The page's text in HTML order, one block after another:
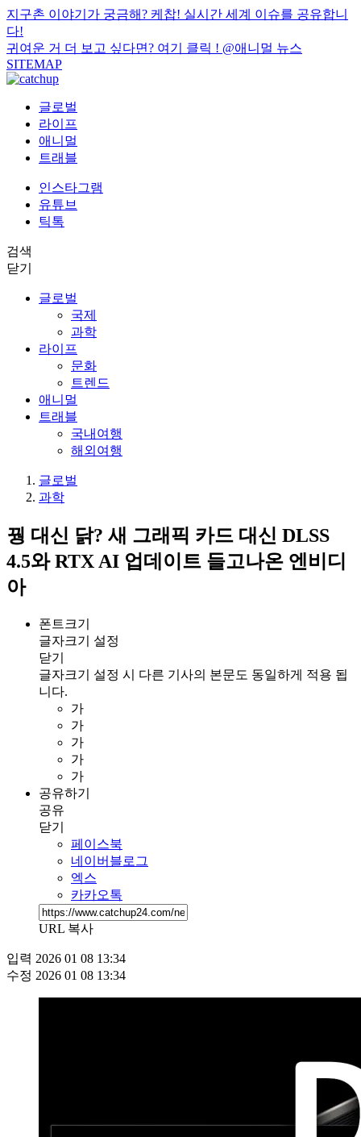
지구촌 이야기가 궁금해? 케찹! 실시간 세계 이슈를 공유합니
다!
귀여운 거 더 보고 싶다면? 여기 클릭 ! @애니멀 뉴스
SITEMAP
글로벌
라이프
애니멀
트래블
인스타그램
유튜브
틱톡
검색
닫기
글로벌
국제
과학
라이프
문화
트렌드
애니멀
트래블
국내여행
해외여행
글로벌
과학
꿩 대신 닭? 새 그래픽 카드 대신 DLSS
4.5와 RTX AI 업데이트 들고나온 엔비디
아
폰트크기
글자크기 설정
닫기
글자크기 설정 시 다른 기사의 본문도 동일하게 적용 됩
니다.
가
가
가
가
가
공유하기
공유
닫기
페이스북
네이버블로그
엑스
카카오톡
URL 복사
입력 2026 01 08 13:34
수정 2026 01 08 13:34